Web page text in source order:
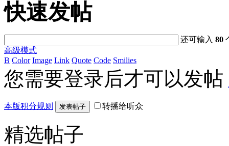
快速发帖
还可输入80
高级模式
B Color Image Link Quote Code Smilies
您需要登录后才可以发帖
本版积分规则 发表帖子 转播给听众
精选帖子